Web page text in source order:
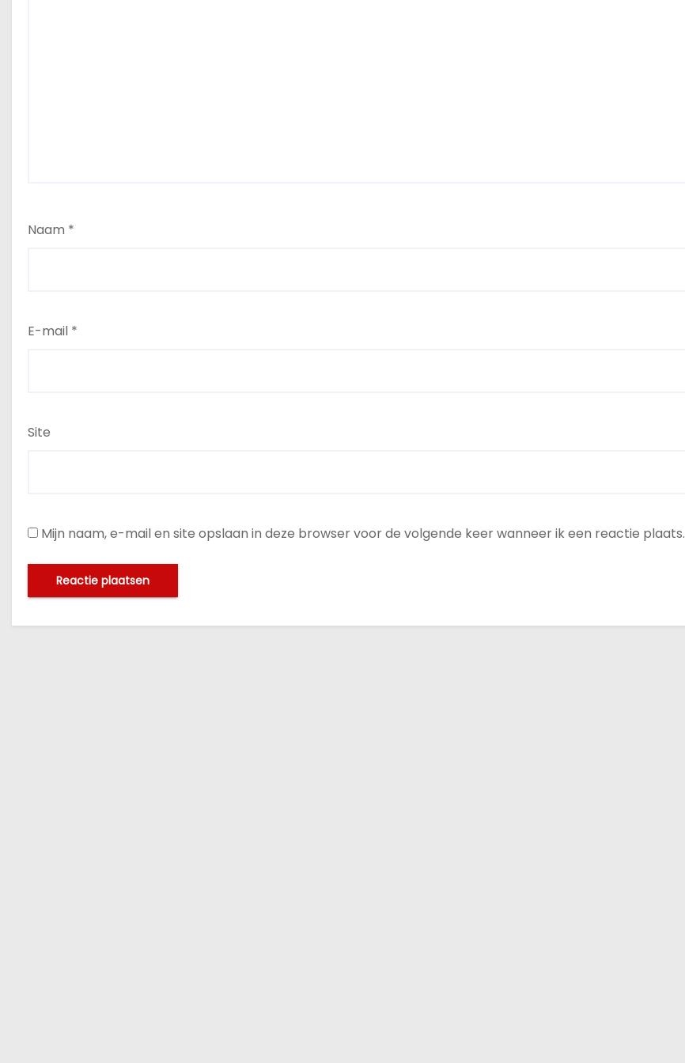
Naam *
E-mail *
Site
Mijn naam, e-mail en site opslaan in deze browser voor de volgende keer wanneer ik een reactie plaats.